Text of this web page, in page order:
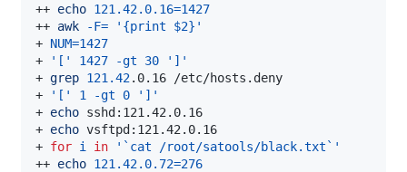
++ echo 121.42.0.16=1427
++ awk -F=
'{print $2}'
+ NUM=1427
+
'[' 1427 -gt 30
']'
+ grep 121.42
+
'[' 1 -gt 0
']'
+ echo
+ echo
+ for i in
'`cat /root/satools/black.txt`'
++ echo 121.42.0.72=276